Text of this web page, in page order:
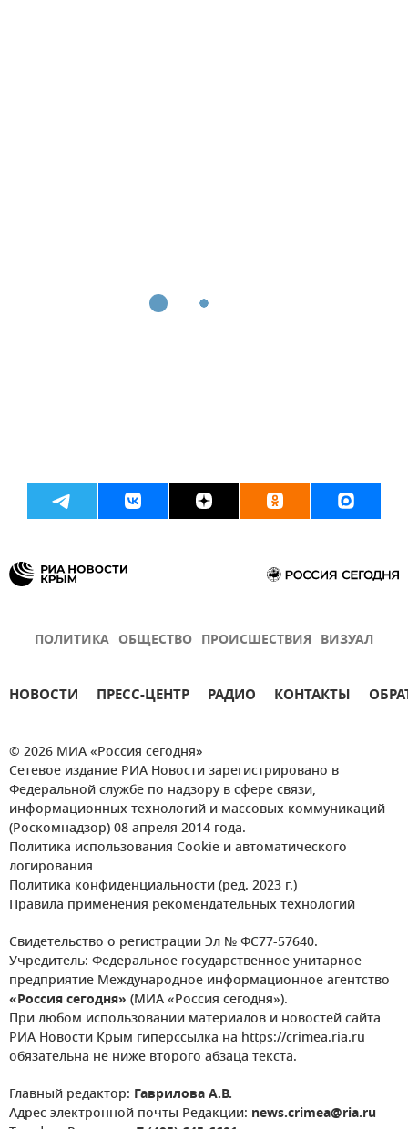
ПОЛИТИКА ОБЩЕСТВО ПРОИСШЕСТВИЯ ВИЗУАЛ
НОВОСТИ ПРЕСС-ЦЕНТР РАДИО КОНТАКТЫ
© 2026 МИА «Россия сегодня»
Сетевое издание РИА Новости зарегистрировано в
Федеральной службе по надзору в сфере связи,
информационных технологий и массовых коммуникаций
(Роскомнадзор) 08 апреля 2014 года.
Политика использования Cookie и автоматического
логирования
Политика конфиденциальности (ред. 2023 г.)
Правила применения рекомендательных технологий
Свидетельство о регистрации Эл № ФС77-57640.
Учредитель: Федеральное государственное унитарное
предприятие Международное информационное агентство
«Россия сегодня» (МИА «Россия сегодня»).
При любом использовании материалов и новостей сайта
РИА Новости Крым гиперссылка на https://crimea.ria.ru
обязательна не ниже второго абзаца текста.
Главный редактор: Гаврилова А.В.
Адрес электронной почты Редакции: news.crimea@ria.ru